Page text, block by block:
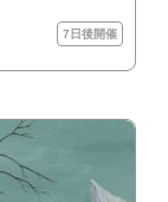
7日後開催